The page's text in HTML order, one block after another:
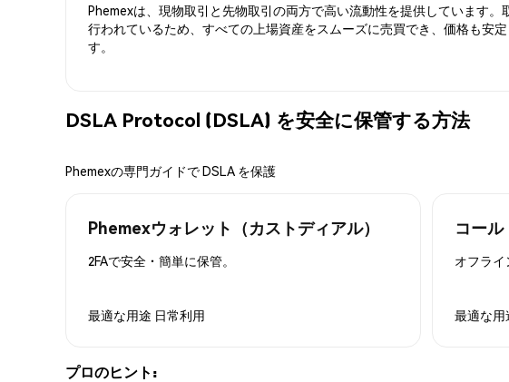
Phemexは、現物取引と先物取引の両方で高い流動性を提供しています。
行われているため、すべての上場資産をスムーズに売買でき、価格も安定
す。
DSLA Protocol (DSLA) を安全に保管する方法
Phemexの専門ガイドで DSLA を保護
Phemexウォレット（カストディアル）
2FAで安全・簡単に保管。
最適な用途 日常利用
コール
オフライ
最適な用
プロのヒント: